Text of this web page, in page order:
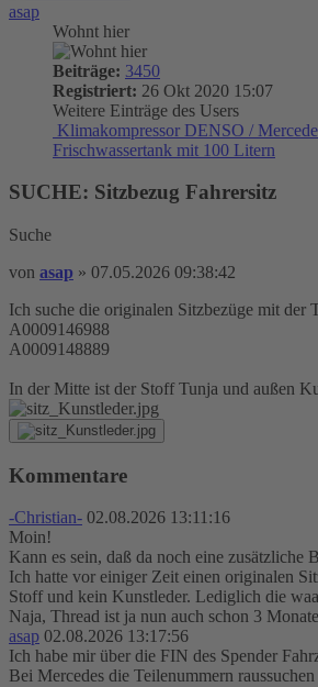
asap
Wohnt hier
Beiträge: 3450
Registriert: 26 Okt 2020 15:07
Weitere Einträge des Users
Klimakompressor DENSO /
Frischwassertank mit 100 Litern
SUCHE: Sitzbezug Fahrersitz
Suche
von asap » 07.05.2026 09:38:42
Ich suche die originalen Sitzbezüge mit der
A0009146988
A0009148889
In der Mitte ist der Stoff Tunja und außen
Kommentare
-Christian- 02.08.2026 13:11:16
Moin!
Kann es sein, daß da noch eine zusätzliche
Ich hatte vor einiger Zeit einen originalen
Stoff und kein Kunstleder. Lediglich die
Naja, Thread ist ja nun auch schon 3
asap 02.08.2026 13:17:56
Ich habe mir über die FIN des Spender
Bei Mercedes die Teilenummern raussuchen